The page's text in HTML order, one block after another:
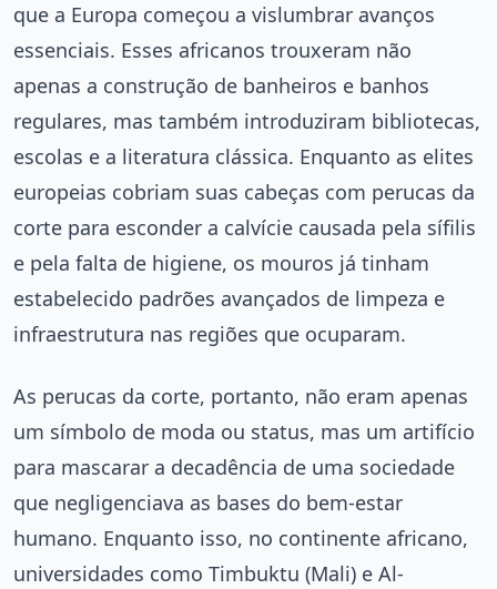
que a Europa começou a vislumbrar avanços
essenciais. Esses africanos trouxeram não
apenas a construção de banheiros e banhos
regulares, mas também introduziram bibliotecas,
escolas e a literatura clássica. Enquanto as elites
europeias cobriam suas cabeças com perucas da
corte para esconder a calvície causada pela sífilis
e pela falta de higiene, os mouros já tinham
estabelecido padrões avançados de limpeza e
infraestrutura nas regiões que ocuparam.
As perucas da corte, portanto, não eram apenas
um símbolo de moda ou status, mas um artifício
para mascarar a decadência de uma sociedade
que negligenciava as bases do bem-estar
humano. Enquanto isso, no continente africano,
universidades como Timbuktu (Mali) e Al-